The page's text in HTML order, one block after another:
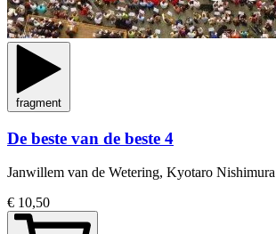
fragment
De beste van de beste 4
Janwillem van de Wetering, Kyotaro Nishimura
€ 10,50